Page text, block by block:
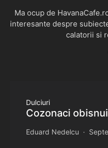
Ma ocup de
interesante despre
calatorii si
Dulciuri
Cozonaci
Eduard Nedelcu